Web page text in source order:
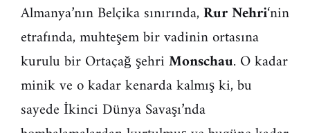
Almanya’nın Belçika sınırında,Rur Nehri‘nin
etrafında, muhteşem bir vadinin ortasına
kurulu bir Ortaçağ şehriMonschau. O kadar
minik ve o kadar kenarda kalmış ki, bu
sayede İkinci Dünya Savaşı’nda